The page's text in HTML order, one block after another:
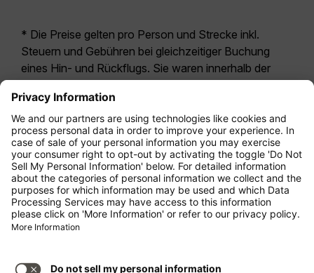
* Die Preise gelten pro Person und Strecke inkl.
Steuern und Gebühren bei gleichzeitiger Buchung
eines Hin- und Rückflugs. Sie waren innerhalb der
möglicherweise nicht mehr aktuell. Bei den für die
Economy Class angegebenen Tarifen handelt es
sich i.d.R. um Economy Zero, unsere restriktivste
Tarifoption. Es können hierfür zusätzliche Gebühren
fürAufgabegepäckoder für andere optionale
Leistungen anfallen. Es gelten dieAllgemeinen
Geschäftsbedingungen .